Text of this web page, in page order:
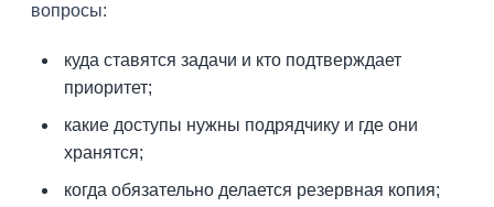
вопросы:
куда ставятся задачи и кто подтверждает
приоритет;
какие доступы нужны подрядчику и где они
хранятся;
когда обязательно делается резервная копия;